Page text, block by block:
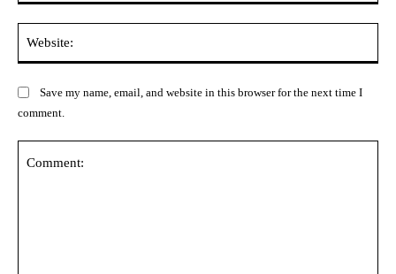
Save my name, email, and website in this browser for the next time I
comment.